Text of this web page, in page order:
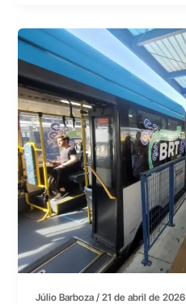
Júlio Barboza/21 de abril de 2026